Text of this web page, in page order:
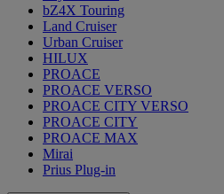
bZ4X Touring
Land Cruiser
Urban Cruiser
HILUX
PROACE
PROACE VERSO
PROACE CITY VERSO
PROACE CITY
PROACE MAX
Mirai
Prius Plug-in